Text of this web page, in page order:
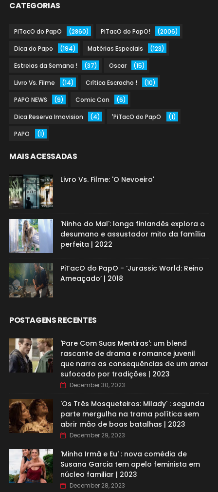
CATEGORIAS
PiTacO do PapO (2860) PiTacO do PapO! (2006)
Dica do Papo (194) Matérias Especiais (123)
Estreias da Semana ! (37) Oscar (15)
Livro Vs. Filme (14) Crítica Escracho ! (10)
PAPO NEWS (9) Comic Con (6)
Dica Reserva Imovision (4) 'PiTacO do PapO (1)
PAPO (1)
MAIS ACESSADAS
Livro Vs. Filme: 'O Nevoeiro'
'Ninho do Mal': longa finlandês explora o
desumano e assustador mito da família
perfeita | 2022
PiTacO do PapO - ‘Jurassic World: Reino
Ameaçado’ | 2018
POSTAGENS RECENTES
'Pare Com Suas Mentiras': um blend
rascante de drama e romance juvenil
que narra as consequências de um amor
sufocado por tradições | 2023
December 30, 2023
'Os Três Mosqueteiros: Milady' : segunda
parte mergulha na trama política sem
abrir mão de boas batalhas | 2023
December 29, 2023
'Minha Irmã e Eu' : nova comédia de
Susana Garcia tem apelo feminista em
núcleo familiar | 2023
December 28, 2023